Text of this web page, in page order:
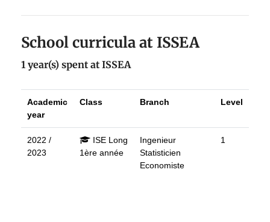
School curricula at ISSEA
1 year(s) spent at ISSEA
Academic
year
Class Branch Level
2022 /
2023
ISE Long
1ère année
Ingenieur
Statisticien
Economiste
1